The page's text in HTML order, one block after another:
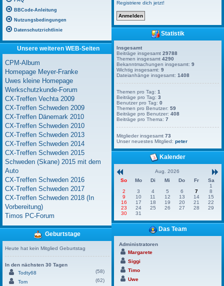
BBCode-Anleitung
Nutzungsbedingungen
Datenschutzrichtlinie
Unsere weiteren WEB-Seiten
CPM-Album
Homepage Meyer-Franke
Uwes kleine Homepage
Werkschutzkunde-Forum
CX-Treffen Vechta 2009
CX-Treffen Schweden 2009
CX-Treffen Dänemark 2010
CX-Treffen Schweden 2010
CX-Treffen Schweden 2013
CX-Treffen Schweden 2014
CX-Treffen Schweden 2015
Schweden (Skane) 2015 mit dem
Auto
CX-Treffen Schweden 2016
CX-Treffen Schweden 2017
CX-Treffen Schweden 2018 (In
Vorbereitung)
Timos PC-Forum
Geburtstage
Heute hat kein Mitglied Geburtstag
In den nächsten 30 Tagen
Todty68
(58)
Tom
(62)
Registriere dich jetzt!
Statistik
Insgesamt
Beiträge insgesamt29788
Themen insgesamt4290
Bekanntmachungen insgesamt:9
Wichtig insgesamt:9
Dateianhänge insgesamt:1408
Themen pro Tag:1
Beiträge pro Tag:3
Benutzer pro Tag:0
Themen pro Benutzer:59
Beiträge pro Benutzer:408
Beiträge pro Thema:7
Mitglieder insgesamt73
Unser neuestes Mitglied:peter
Kalender
Aug. 2026
So
Mo Di Mi Do Fr
Sa
1
2
3 4 5 6 7
8
9
10 11 12 13 14
15
16
17 18 19 20 21
22
23
24 25 26 27 28
29
30
31
Das Team
Administratoren
Margarete
Siggi
Timo
Uwe